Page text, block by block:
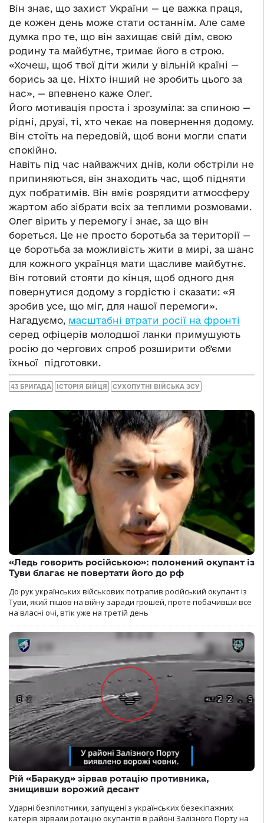
Він знає, що захист України — це важка праця,
де кожен день може стати останнім. Але саме
думка про те, що він захищає свій дім, свою
родину та майбутнє, тримає його в строю.
«Хочеш, щоб твої діти жили у вільній країні —
борись за це. Ніхто інший не зробить цього за
нас», — впевнено каже Олег.
Його мотивація проста і зрозуміла: за спиною —
рідні, друзі, ті, хто чекає на повернення додому.
Він стоїть на передовій, щоб вони могли спати
спокійно.
Навіть під час найважчих днів, коли обстріли не
припиняються, він знаходить час, щоб підняти
дух побратимів. Він вміє розрядити атмосферу
жартом або зібрати всіх за теплими розмовами.
Олег вірить у перемогу і знає, за що він
бореться. Це не просто боротьба за території —
це боротьба за можливість жити в мирі, за шанс
для кожного українця мати щасливе майбутнє.
Він готовий стояти до кінця, щоб одного дня
повернутися додому з гордістю і сказати: «Я
зробив усе, що міг, для нашої перемоги».
Нагадуємо, масштабні втрати росії на фронті
серед офіцерів молодшої ланки примушують
росію до чергових спроб розширити обʼєми
їхньої підготовки.
43 БРИГАДА ІСТОРІЯ БІЙЦЯ СУХОПУТНІ ВІЙСЬКА ЗСУ
«Ледь говорить російською»: полонений окупант із
Туви благає не повертати його до рф
До рук українських військових потрапив російський окупант із
Туви, який пішов на війну заради грошей, проте побачивши все
на власні очі, втік уже на третій день
Рій «Баракуд» зірвав ротацію противника,
знищивши ворожий десант
Ударні безпілотники, запущені з українських безекіпажних
катерів зірвали ротацію окупантів в районі Залізного Порту на